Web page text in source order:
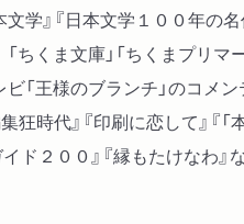
学』『日本文学１００年の名
ちくま文庫」「ちくまプリマ
「王様のブランチ」のコメ
時代』『印刷に恋して』『「
ド２００』『縁もたけなわ』な